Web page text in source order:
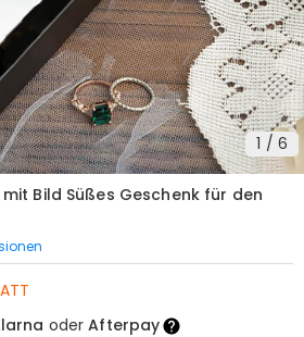
1 / 6
Bild Süßes Geschenk für den
oderAfterpay